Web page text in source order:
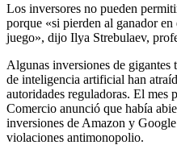
Los inversores no pueden
porque «si pierden al ganador
juego», dijo Ilya Strebulaev,
Algunas inversiones de gigantes
de inteligencia artificial han
autoridades reguladoras. El mes
Comercio anunció que había
inversiones de Amazon y
violaciones antimonopolio.